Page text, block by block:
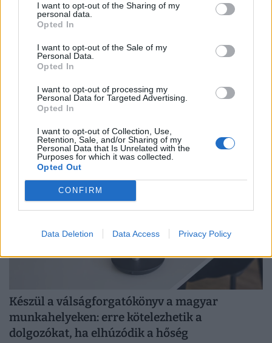
I want to opt-out of the Sharing of my
personal data.
Opted In
I want to opt-out of the Sale of my
Personal Data.
Opted In
I want to opt-out of processing my
Personal Data for Targeted Advertising.
Opted In
I want to opt-out of Collection, Use,
Retention, Sale, and/or Sharing of my
Personal Data that Is Unrelated with the
Purposes for which it was collected.
Opted Out
CONFIRM
Data Deletion Data Access Privacy Policy
Ezzel a melóval degeszre kereshetik magukat a
magyar fiatalok: óránként 4000 forintot is
fizetnek
A magyar diákmunkapiac elmúlt másfél évtizede
lényegében egyetlen nagy átrendeződés története.
Készül a válságforgatókönyv a magyar
munkahelyeken: erre kötelezhetik a
dolgozókat, ha elhúzódik a hőség